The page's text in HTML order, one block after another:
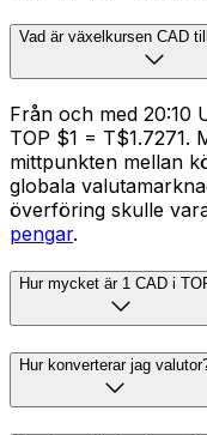
Vad är växelkursen CAD
Från och med 20:10
TOP $1 = T$1.7271.
mittpunkten mellan
globala
överföring skulle
pengar.
Hur mycket är 1 CAD i
Hur konverterar jag